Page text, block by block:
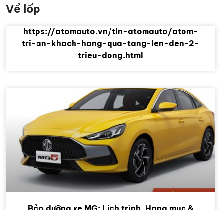
Về lốp
https://atomauto.vn/tin-atomauto/atom-
tri-an-khach-hang-qua-tang-len-den-2-
trieu-dong.html